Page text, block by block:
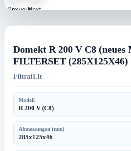
PreviousNext
Domekt R 200 V C8 (neues
FILTERSET (285X125X46)
Filtrai1.lt
Modell
R 200 V (C8)
Abmessungen (mm)
285x125x46